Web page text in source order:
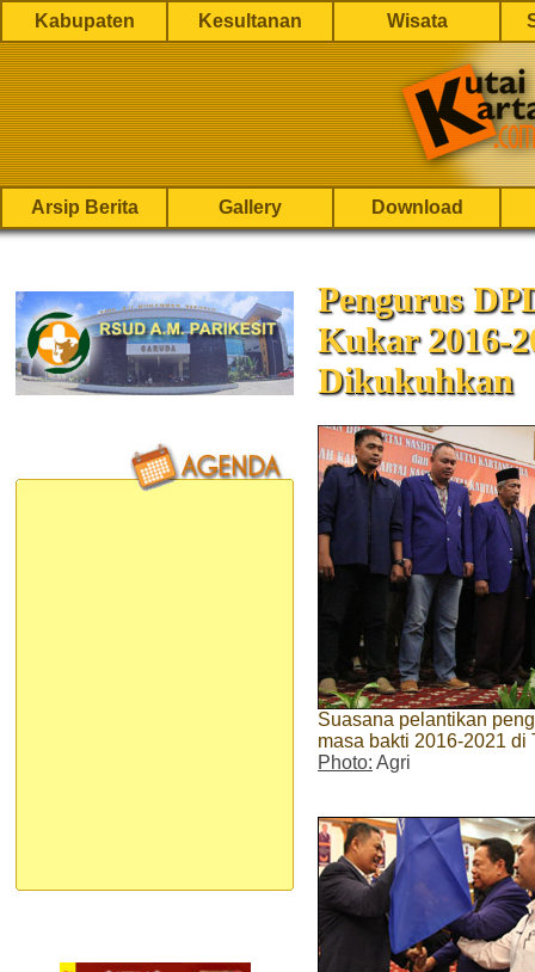
Kabupaten Kesultanan Wisata
Arsip Berita Gallery Download
Pengurus
Kukar 2016-
Dikukuhkan
Suasana pelantikan
masa bakti 2016-2021 di
Photo: Agri